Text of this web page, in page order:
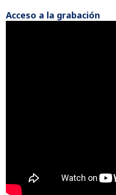
Acceso a la grabación